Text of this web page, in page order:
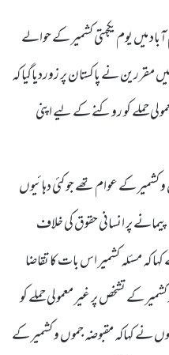
میں یوم یکجہتی کشمیر کے حوالے
مقررین نے پاکستان پر زوردیاگیا کہ
حملے کو روکنے کے لیے اپنی
کشمیر کے عوام تھے جو کئی دہائیوں
پر انسانی حقوق کی خلاف
کہ مسئلہ کشمیر اس بات کا تقاضا
کے تشخص پر غیر معمولی حملے کو
نے کہاکہ مقبوضہ جموں و کشمیر کے